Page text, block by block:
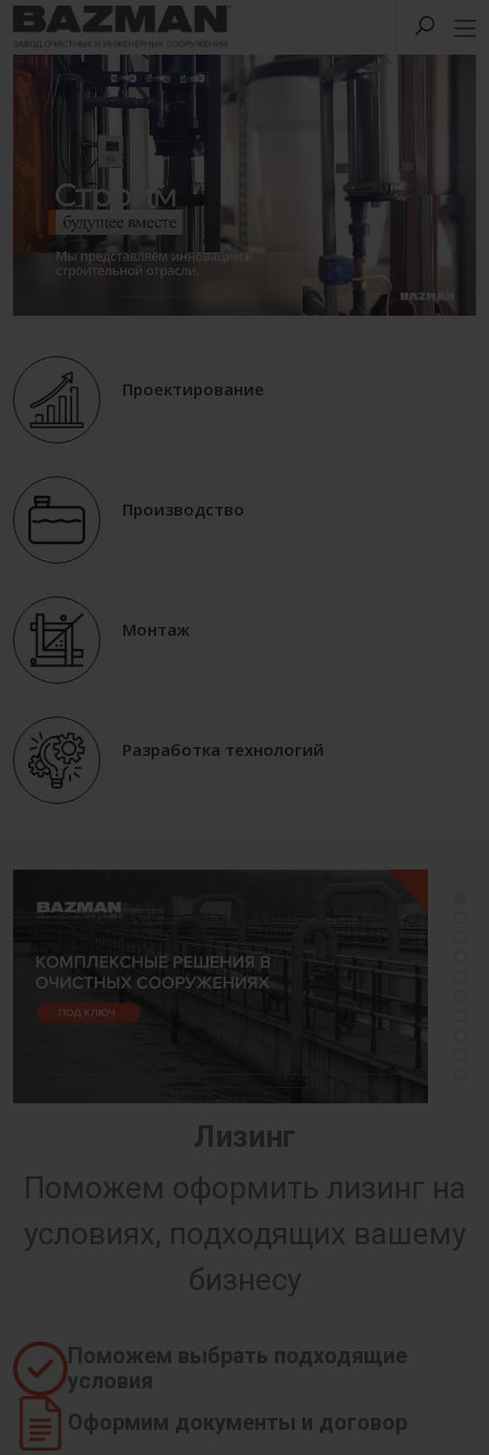
Проектирование
Производство
Монтаж
Разработка технологий
Лизинг
Поможем оформить лизинг на
условиях, подходящих вашему
бизнесу
Поможем выбрать подходящие
условия
Оформим документы и договор